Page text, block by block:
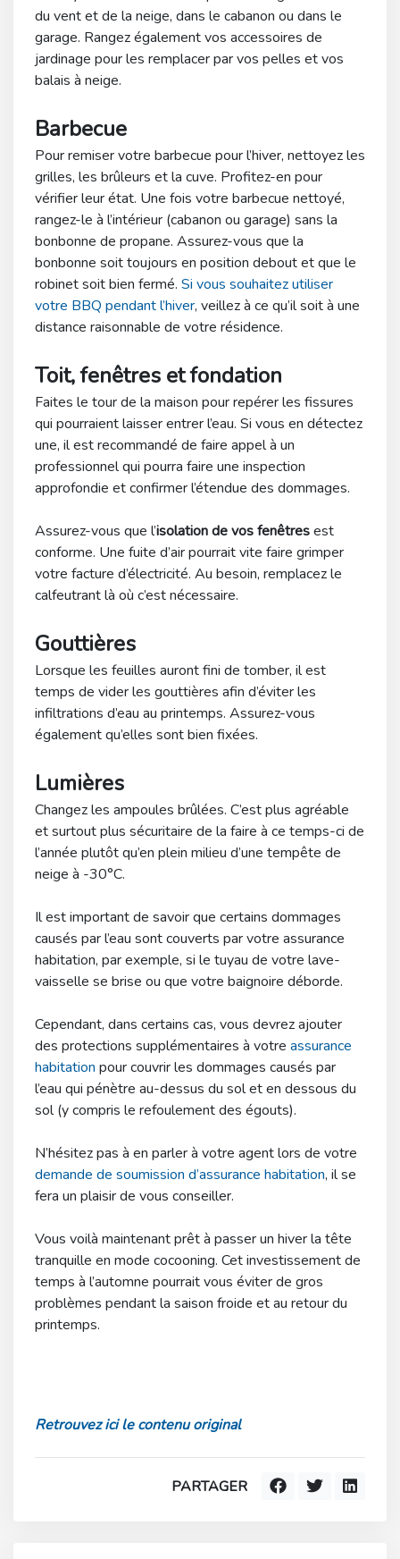
du vent et de la neige, dans le cabanon ou dans le
garage. Rangez également vos accessoires de
jardinage pour les remplacer par vos pelles et vos
balais à neige.
Barbecue
Pour remiser votre barbecue pour l’hiver, nettoyez les
grilles, les brûleurs et la cuve. Profitez-en pour
vérifier leur état. Une fois votre barbecue nettoyé,
rangez-le à l’intérieur (cabanon ou garage) sans la
bonbonne de propane. Assurez-vous que la
bonbonne soit toujours en position debout et que le
robinet soit bien fermé. Si vous souhaitez utiliser
votre BBQ pendant l’hiver, veillez à ce qu’il soit à une
distance raisonnable de votre résidence.
Toit, fenêtres et fondation
Faites le tour de la maison pour repérer les fissures
qui pourraient laisser entrer l’eau. Si vous en détectez
une, il est recommandé de faire appel à un
professionnel qui pourra faire une inspection
approfondie et confirmer l’étendue des dommages.
Assurez-vous que l’isolation de vos fenêtresest
conforme. Une fuite d’air pourrait vite faire grimper
votre facture d’électricité. Au besoin, remplacez le
calfeutrant là où c’est nécessaire.
Gouttières
Lorsque les feuilles auront fini de tomber, il est
temps de vider les gouttières afin d’éviter les
infiltrations d’eau au printemps. Assurez-vous
également qu’elles sont bien fixées.
Lumières
Changez les ampoules brûlées. C’est plus agréable
et surtout plus sécuritaire de la faire à ce temps-ci de
l’année plutôt qu’en plein milieu d’une tempête de
neige à -30°C.
Il est important de savoir que certains dommages
causés par l’eau sont couverts par votre assurance
habitation, par exemple, si le tuyau de votre lave-
vaisselle se brise ou que votre baignoire déborde.
Cependant, dans certains cas, vous devrez ajouter
des protections supplémentaires à votre assurance
habitation pour couvrir les dommages causés par
l’eau qui pénètre au-dessus du sol et en dessous du
sol (y compris le refoulement des égouts).
N’hésitez pas à en parler à votre agent lors de votre
demande de soumission d’assurance habitation, il se
fera un plaisir de vous conseiller.
Vous voilà maintenant prêt à passer un hiver la tête
tranquille en mode cocooning. Cet investissement de
temps à l’automne pourrait vous éviter de gros
problèmes pendant la saison froide et au retour du
printemps.
Retrouvez ici le contenu original
PARTAGER